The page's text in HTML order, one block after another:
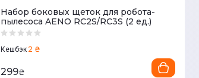
Набор боковых щеток для робота-
пылесоса AENO RC2S/RC3S (2 ед.)
Кешбэк 2 ₴
299₴